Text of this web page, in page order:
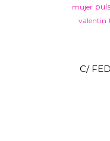
mujer
valentin
C/